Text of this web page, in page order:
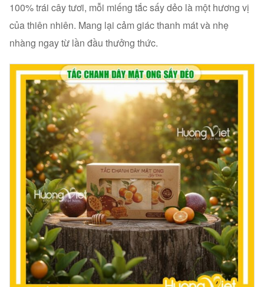
100% trái cây tươi, mỗi miếng tắc sấy dẻo là một hương vị
của thiên nhiên. Mang lại cảm giác thanh mát và nhẹ
nhàng ngay từ lần đầu thưởng thức.